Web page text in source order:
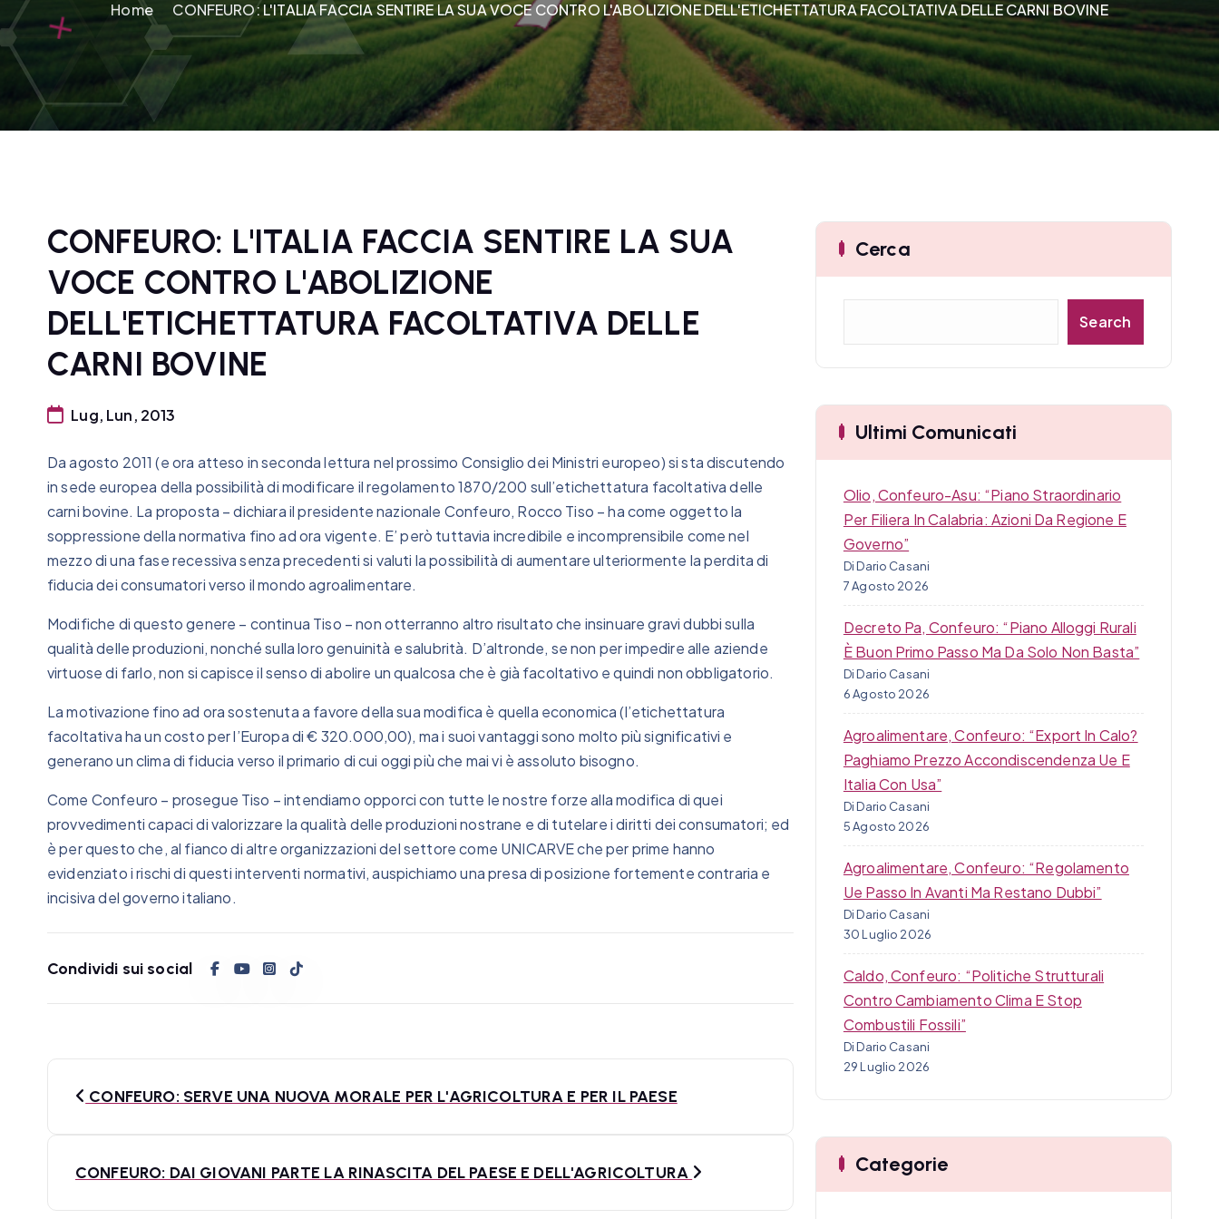
Home CONFEURO: L'ITALIA FACCIA SENTIRE LA SUA VOCE CONTRO L'ABOLIZIONE DELL'ETICHETTATURA FACOLTATIVA DELLE CARNI BOVINE
CONFEURO: L'ITALIA FACCIA SENTIRE LA SUA
VOCE CONTRO L'ABOLIZIONE
DELL'ETICHETTATURA FACOLTATIVA DELLE
CARNI BOVINE
Lug, Lun, 2013
Da agosto 2011 (e ora atteso in seconda lettura nel prossimo Consiglio dei Ministri europeo) si sta discutendo
in sede europea della possibilità di modificare il regolamento 1870/200 sull’etichettatura facoltativa delle
carni bovine. La proposta – dichiara il presidente nazionale Confeuro, Rocco Tiso – ha come oggetto la
soppressione della normativa fino ad ora vigente. E’ però tuttavia incredibile e incomprensibile come nel
mezzo di una fase recessiva senza precedenti si valuti la possibilità di aumentare ulteriormente la perdita di
fiducia dei consumatori verso il mondo agroalimentare.
Modifiche di questo genere – continua Tiso – non otterranno altro risultato che insinuare gravi dubbi sulla
qualità delle produzioni, nonché sulla loro genuinità e salubrità. D’altronde, se non per impedire alle aziende
virtuose di farlo, non si capisce il senso di abolire un qualcosa che è già facoltativo e quindi non obbligatorio.
La motivazione fino ad ora sostenuta a favore della sua modifica è quella economica (l’etichettatura
facoltativa ha un costo per l’Europa di € 320.000,00), ma i suoi vantaggi sono molto più significativi e
generano un clima di fiducia verso il primario di cui oggi più che mai vi è assoluto bisogno.
Come Confeuro – prosegue Tiso – intendiamo opporci con tutte le nostre forze alla modifica di quei
provvedimenti capaci di valorizzare la qualità delle produzioni nostrane e di tutelare i diritti dei consumatori; ed
è per questo che, al fianco di altre organizzazioni del settore come UNICARVE che per prime hanno
evidenziato i rischi di questi interventi normativi, auspichiamo una presa di posizione fortemente contraria e
incisiva del governo italiano.
Condividi sui social
CONFEURO: SERVE UNA NUOVA MORALE PER L'AGRICOLTURA E PER IL PAESE
CONFEURO: DAI GIOVANI PARTE LA RINASCITA DEL PAESE E DELL'AGRICOLTURA
Cerca
a
Search
Ultimi Comunicati
Olio, Confeuro-Asu: “Piano Straordinario
Per Filiera In Calabria: Azioni Da Regione E
Governo”
Di Dario Casani
7 Agosto 2026
Decreto Pa, Confeuro: “Piano Alloggi Rurali
È Buon Primo Passo Ma Da Solo Non Basta”
Di Dario Casani
6 Agosto 2026
Agroalimentare, Confeuro: “Export In Calo?
Paghiamo Prezzo Accondiscendenza Ue E
Italia Con Usa”
Di Dario Casani
5 Agosto 2026
Agroalimentare, Confeuro: “Regolamento
Ue Passo In Avanti Ma Restano Dubbi”
Di Dario Casani
30 Luglio 2026
Caldo, Confeuro: “Politiche Strutturali
Contro Cambiamento Clima E Stop
Combustili Fossili”
Di Dario Casani
29 Luglio 2026
Categorie